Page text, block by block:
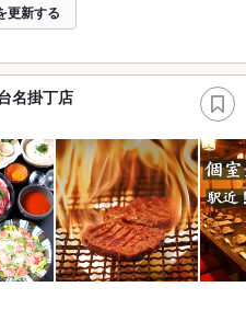
更新する
名掛丁店